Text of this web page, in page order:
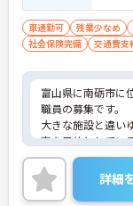
車通勤可 残業少なめ
社会保険完備
交通費支
富山県に南砺市に
職員の募集です。
大きな施設と違い
事を目的としてい
介護」と言った分
ご興味のある方に
に詳細をお話しい
詳細